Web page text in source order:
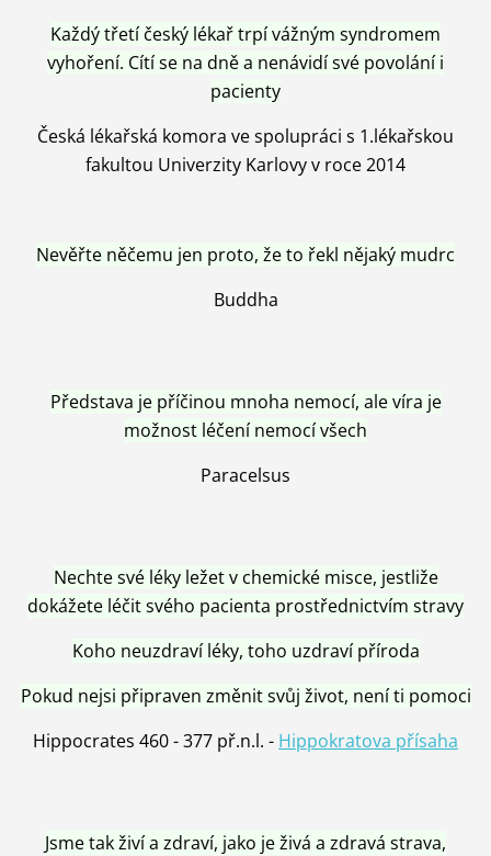
Každý třetí český lékař trpí vážným syndromem
vyhoření. Cítí se na dně a nenávidí své povolání i
pacienty
Česká lékařská komora ve spolupráci s 1.lékařskou
fakultou Univerzity Karlovy v roce 2014
Nevěřte něčemu jen proto, že to řekl nějaký mudrc
Buddha
Představa je příčinou mnoha nemocí, ale víra je
možnost léčení nemocí všech
Paracelsus
Nechte své léky ležet v chemické misce, jestliže
dokážete léčit svého pacienta prostřednictvím stravy
Koho neuzdraví léky, toho uzdraví příroda
Pokud nejsi připraven změnit svůj život, není ti pomoci
Hippocrates 460 - 377 př.n.l. - Hippokratova přísaha
Jsme tak živí a zdraví, jako je živá a zdravá strava,